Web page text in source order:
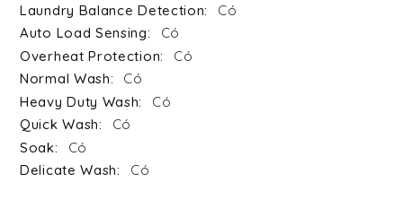
Có
Có
Có
Có
Có
Có
Có
Có